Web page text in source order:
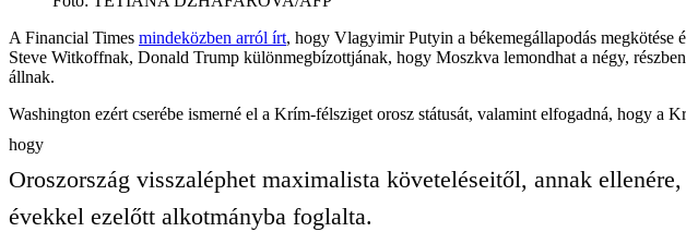
A Financial Times mindeközben arról írt, hogy Vlagyimir Putyin a békemegállapodás megkötése
Steve Witkoffnak, Donald Trump különmegbízottjának, hogy Moszkva lemondhat a négy,
állnak.
Washington ezért cserébe ismerné el a Krím-félsziget orosz státusát, valamint elfogadná, hogy a
hogy
Oroszország visszaléphet maximalista követeléseitől, annak
évekkel ezelőtt alkotmányba foglalta.